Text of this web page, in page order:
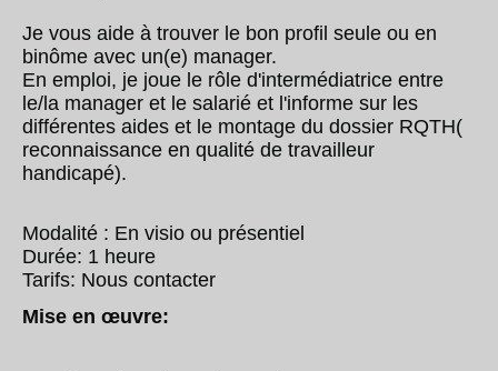
Je vous aide à trouver le bon profil seule ou en
binôme avec un(e) manager.
En emploi, je joue le rôle d'intermédiatrice entre
le/la manager et le salarié et l'informe sur les
différentes aides et le montage du dossier RQTH(
reconnaissance en qualité de travailleur
handicapé).
Modalité : En visio ou présentiel
Durée: 1 heure
Tarifs: Nous contacter
Mise en œuvre: